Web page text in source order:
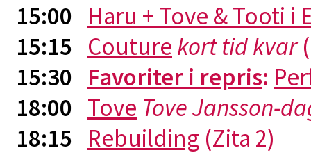
15:00 Haru + Tove & Tooti i
15:15 Couture kort tid kvar
15:30 Favoriter i repris:
18:00 Tove Tove Jansson-
18:15 Rebuilding (Zita 2)